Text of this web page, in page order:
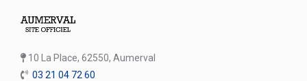
10 La Place, 62550, Aumerval
03 21 04 72 60